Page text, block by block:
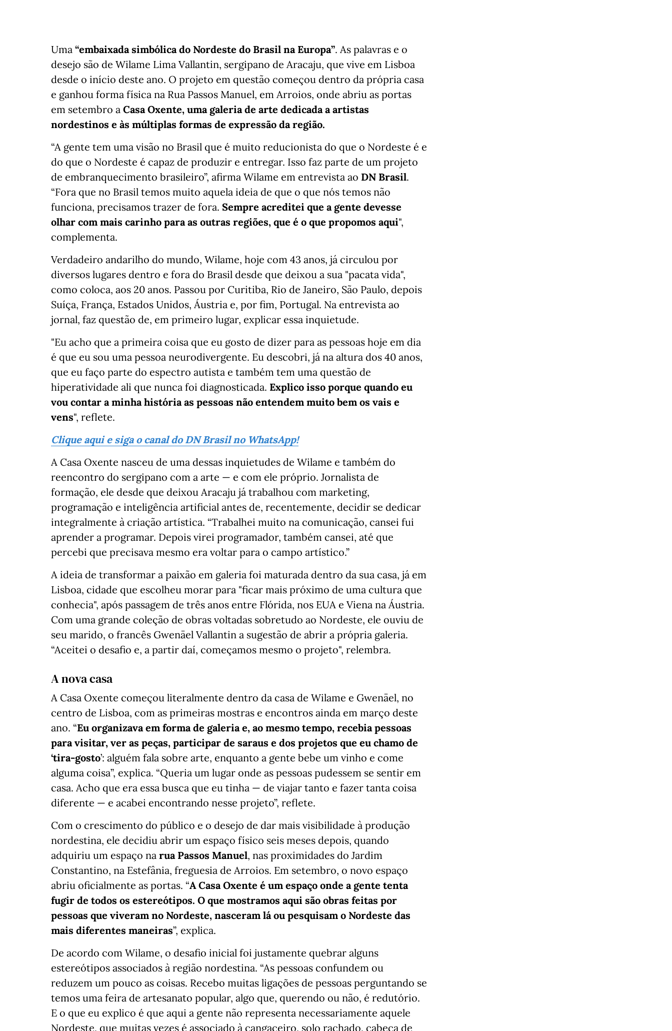
Uma “embaixada simbólica do Nordeste do Brasil na Europa”. As palavras e o
desejo são de Wilame Lima Vallantin, sergipano de Aracaju, que vive em Lisboa
desde o início deste ano. O projeto em questão começou dentro da própria casa
e ganhou forma física na Rua Passos Manuel, em Arroios, onde abriu as portas
em setembro a Casa Oxente, uma galeria de arte dedicada a artistas
nordestinos e às múltiplas formas de expressão da região.
“A gente tem uma visão no Brasil que é muito reducionista do que o Nordeste é e
do que o Nordeste é capaz de produzir e entregar. Isso faz parte de um projeto
de embranquecimento brasileiro”, afirma Wilame em entrevista ao DN Brasil.
“Fora que no Brasil temos muito aquela ideia de que o que nós temos não
funciona, precisamos trazer de fora. Sempre acreditei que a gente devesse
olhar com mais carinho para as outras regiões, que é o que propomos aqui",
complementa.
Verdadeiro andarilho do mundo, Wilame, hoje com 43 anos, já circulou por
diversos lugares dentro e fora do Brasil desde que deixou a sua "pacata vida",
como coloca, aos 20 anos. Passou por Curitiba, Rio de Janeiro, São Paulo, depois
Suíça, França, Estados Unidos, Áustria e, por fim, Portugal. Na entrevista ao
jornal, faz questão de, em primeiro lugar, explicar essa inquietude.
"Eu acho que a primeira coisa que eu gosto de dizer para as pessoas hoje em dia
é que eu sou uma pessoa neurodivergente. Eu descobri, já na altura dos 40 anos,
que eu faço parte do espectro autista e também tem uma questão de
hiperatividade ali que nunca foi diagnosticada. Explico isso porque quando eu
vou contar a minha história as pessoas não entendem muito bem os vais e
vens", reflete.
Clique aqui e siga o canal do DN Brasil no WhatsApp!
A Casa Oxente nasceu de uma dessas inquietudes de Wilame e também do
reencontro do sergipano com a arte — e com ele próprio. Jornalista de
formação, ele desde que deixou Aracaju já trabalhou com marketing,
programação e inteligência artificial antes de, recentemente, decidir se dedicar
integralmente à criação artística. “Trabalhei muito na comunicação, cansei fui
aprender a programar. Depois virei programador, também cansei, até que
percebi que precisava mesmo era voltar para o campo artístico.”
A ideia de transformar a paixão em galeria foi maturada dentro da sua casa, já em
Lisboa, cidade que escolheu morar para "ficar mais próximo de uma cultura que
conhecia", após passagem de três anos entre Flórida, nos EUA e Viena na Áustria.
Com uma grande coleção de obras voltadas sobretudo ao Nordeste, ele ouviu de
seu marido, o francês Gwenäel Vallantin a sugestão de abrir a própria galeria.
“Aceitei o desafio e, a partir daí, começamos mesmo o projeto", relembra.
A nova casa
A Casa Oxente começou literalmente dentro da casa de Wilame e Gwenäel, no
centro de Lisboa, com as primeiras mostras e encontros ainda em março deste
ano. “Eu organizava em forma de galeria e, ao mesmo tempo, recebia pessoas
para visitar, ver as peças, participar de saraus e dos projetos que eu chamo de
‘tira-gosto’: alguém fala sobre arte, enquanto a gente bebe um vinho e come
alguma coisa”, explica. “Queria um lugar onde as pessoas pudessem se sentir em
casa. Acho que era essa busca que eu tinha — de viajar tanto e fazer tanta coisa
diferente — e acabei encontrando nesse projeto”, reflete.
Com o crescimento do público e o desejo de dar mais visibilidade à produção
nordestina, ele decidiu abrir um espaço físico seis meses depois, quando
adquiriu um espaço na rua Passos Manuel, nas proximidades do Jardim
Constantino, na Estefânia, freguesia de Arroios. Em setembro, o novo espaço
abriu oficialmente as portas. “A Casa Oxente é um espaço onde a gente tenta
fugir de todos os estereótipos. O que mostramos aqui são obras feitas por
pessoas que viveram no Nordeste, nasceram lá ou pesquisam o Nordeste das
mais diferentes maneiras”, explica.
De acordo com Wilame, o desafio inicial foi justamente quebrar alguns
estereótipos associados à região nordestina. “As pessoas confundem ou
reduzem um pouco as coisas. Recebo muitas ligações de pessoas perguntando se
temos uma feira de artesanato popular, algo que, querendo ou não, é redutório.
E o que eu explico é que aqui a gente não representa necessariamente aquele
Nordeste, que muitas vezes é associado à cangaceiro, solo rachado, cabeça de